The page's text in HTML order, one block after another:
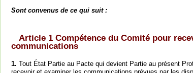
Sont convenus de ce qui suit :
Article 1 Compétence du Comité pour
communications
1. Tout État Partie au Pacte qui devient Partie au présent